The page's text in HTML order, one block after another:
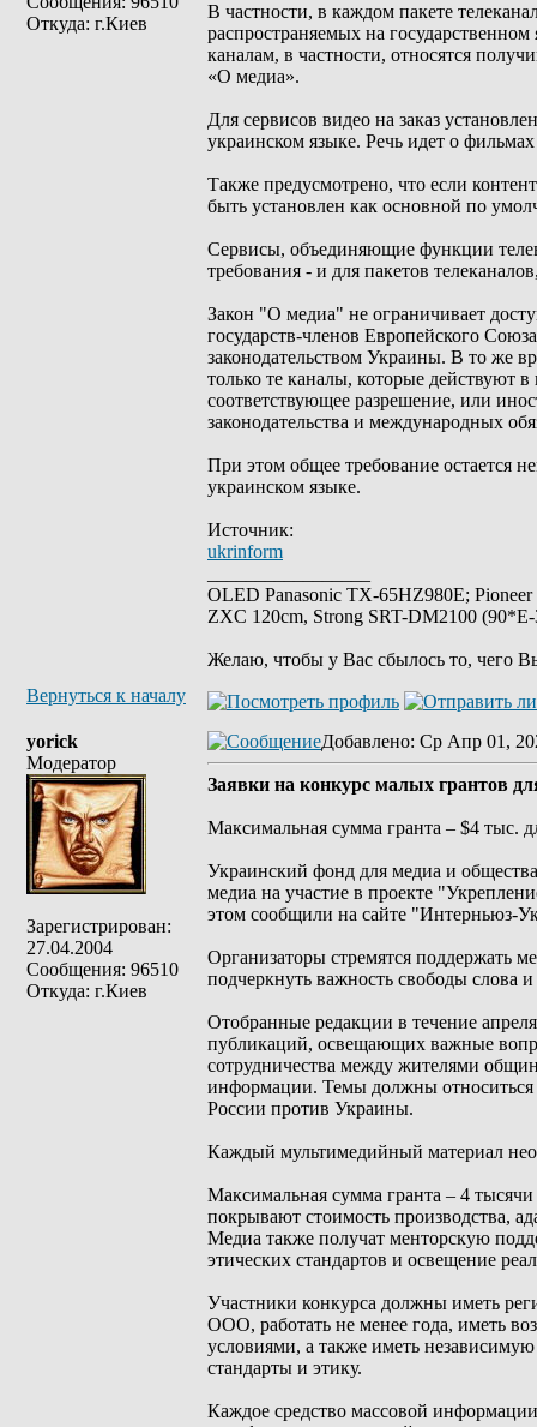
Откуда: г.Киев
В частности, в каждом пакете
распространяемых на
каналам, в частности, относятся
«О медиа».
Для сервисов видео на заказ
украинском языке. Речь идет о
Также предусмотрено, что если
быть установлен как основной по
Сервисы, объединяющие функции
требования - и для пакетов
Закон "О медиа" не ограничивает
государств-членов Европейского
законодательством Украины. В то же
только те каналы, которые
соответствующее разрешение, или
законодательства и международных
При этом общее требование остается
украинском языке.
Источник:
ukrinform
OLED Panasonic TX-65HZ980E;
ZXC 120cm, Strong SRT-DM2100
Желаю, чтобы у Вас сбылось то, чего
Вернуться к началу
yorick
Модератор
Зарегистрирован:
27.04.2004
Сообщения: 96510
Откуда: г.Киев
Добавлено: Ср Апр 01,
Заявки на конкурс малых грантов
Максимальная сумма гранта – $4 тыс.
Украинский фонд для медиа и
медиа на участие в проекте
этом сообщили на сайте "Интерньюз-
Организаторы стремятся поддержать
подчеркнуть важность свободы слова
Отобранные редакции в течение
публикаций, освещающих важные
сотрудничества между жителями
информации. Темы должны
России против Украины.
Каждый мультимедийный материал
Максимальная сумма гранта – 4
покрывают стоимость производства,
Медиа также получат менторскую
этических стандартов и освещение
Участники конкурса должны иметь
ООО, работать не менее года, иметь
условиями, а также иметь
стандарты и этику.
Каждое средство массовой